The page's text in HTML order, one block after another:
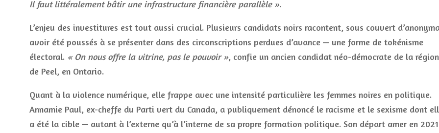
Il faut littéralement bâtir une infrastructure financière parallèle ».
L’enjeu des investitures est tout aussi crucial. Plusieurs candidats noirs racontent, sous couvert
avoir été poussés à se présenter dans des circonscriptions perdues d’avance — une forme de tokénisme
électoral. « On nous offre la vitrine, pas le pouvoir », confie un ancien candidat néo-démocrate de la région
de Peel, en Ontario.
Quant à la violence numérique, elle frappe avec une intensité particulière les femmes noires en politique.
Annamie Paul, ex-cheffe du Parti vert du Canada, a publiquement dénoncé le racisme et le sexisme dont
a été la cible — autant à l’externe qu’à l’interne de sa propre formation politique. Son départ amer en 2021